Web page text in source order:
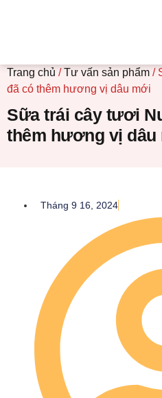
Trang chủ /Tư vấn sản phẩm /
đã có thêm hương vị dâu mới
Sữa trái cây tươi
thêm hương vị dâu
Tháng 9 16, 2024